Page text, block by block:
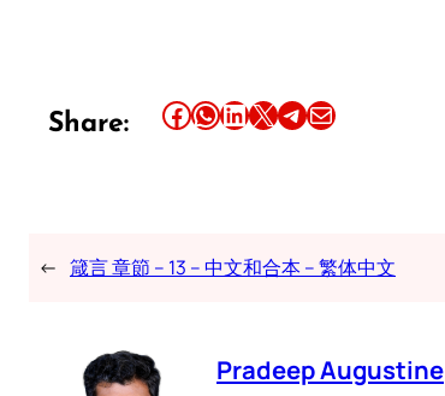
Share: Share this article on Facebook Share this article on WhatsApp Share this article on LinkedIn Share this article on X Share this article on TelegramEmail this Article
← 箴言 章節 – 13 – 中文和合本 – 繁体中文
Pradeep Augustine